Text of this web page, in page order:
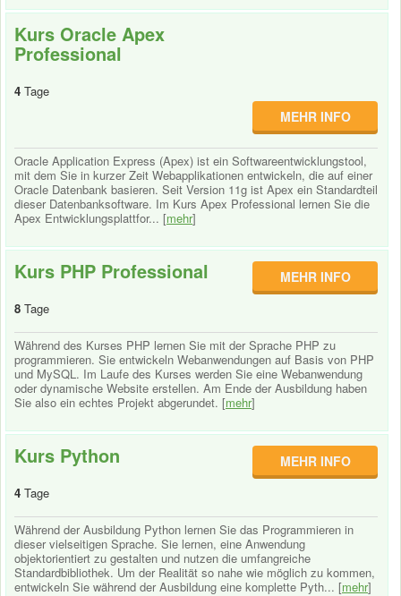
Kurs Oracle Apex
Professional
4 Tage
MEHR INFO
Oracle Application Express (Apex) ist ein Softwareentwicklungstool,
mit dem Sie in kurzer Zeit Webapplikationen entwickeln, die auf einer
Oracle Datenbank basieren. Seit Version 11g ist Apex ein Standardteil
dieser Datenbanksoftware. Im Kurs Apex Professional lernen Sie die
Apex Entwicklungsplattfor... [mehr]
Kurs PHP Professional
8 Tage
MEHR INFO
Während des Kurses PHP lernen Sie mit der Sprache PHP zu
programmieren. Sie entwickeln Webanwendungen auf Basis von PHP
und MySQL. Im Laufe des Kurses werden Sie eine Webanwendung
oder dynamische Website erstellen. Am Ende der Ausbildung haben
Sie also ein echtes Projekt abgerundet. [mehr]
Kurs Python
4 Tage
MEHR INFO
Während der Ausbildung Python lernen Sie das Programmieren in
dieser vielseitigen Sprache. Sie lernen, eine Anwendung
objektorientiert zu gestalten und nutzen die umfangreiche
Standardbibliothek. Um der Realität so nahe wie möglich zu kommen,
entwickeln Sie während der Ausbildung eine komplette Pyth... [mehr]